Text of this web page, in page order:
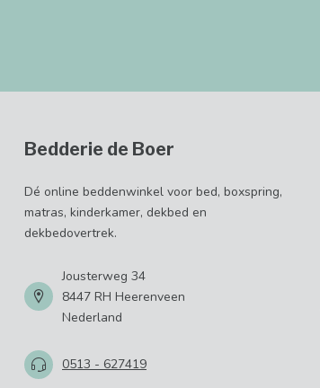
Bedderie de Boer
Dé online beddenwinkel voor bed, boxspring,
matras, kinderkamer, dekbed en
dekbedovertrek.
Jousterweg 34
8447 RH Heerenveen
Nederland
0513 - 627419